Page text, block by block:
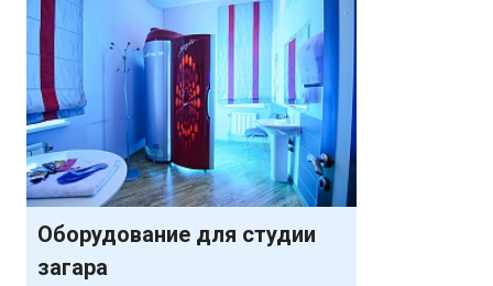
Оборудование для студии
загара